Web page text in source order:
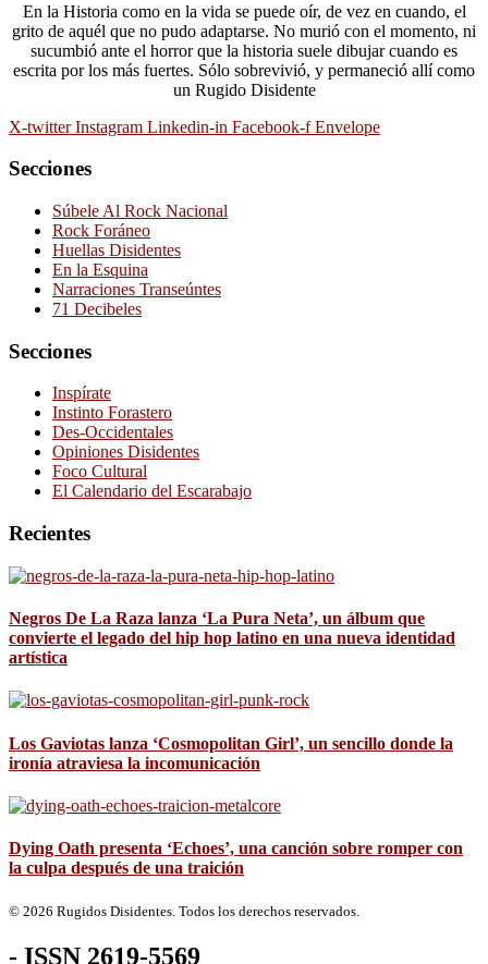
En la Historia como en la vida se puede oír, de vez en cuando, el
grito de aquél que no pudo adaptarse. No murió con el momento, ni
sucumbió ante el horror que la historia suele dibujar cuando es
escrita por los más fuertes. Sólo sobrevivió, y permaneció allí como
un Rugido Disidente
X-twitter Instagram Linkedin-in Facebook-f Envelope
Secciones
Súbele Al Rock Nacional
Rock Foráneo
Huellas Disidentes
En la Esquina
Narraciones Transeúntes
71 Decibeles
Secciones
Inspírate
Instinto Forastero
Des-Occidentales
Opiniones Disidentes
Foco Cultural
El Calendario del Escarabajo
Recientes
Negros De La Raza lanza ‘La Pura Neta’, un álbum que
convierte el legado del hip hop latino en una nueva identidad
artística
Los Gaviotas lanza ‘Cosmopolitan Girl’, un sencillo donde la
ironía atraviesa la incomunicación
Dying Oath presenta ‘Echoes’, una canción sobre romper con
la culpa después de una traición
© 2026 Rugidos Disidentes. Todos los derechos reservados.
- ISSN 2619-5569